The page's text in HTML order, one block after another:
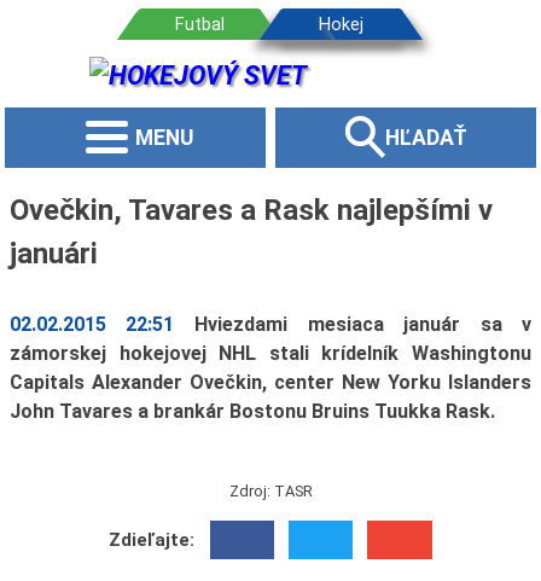
MENU HĽADAŤ
Ovečkin, Tavares a Rask najlepšími v
januári
02.02.2015 22:51
Hviezdami mesiaca január sa v
zámorskej hokejovej NHL stali krídelník Washingtonu
Capitals Alexander Ovečkin, center New Yorku Islanders
John Tavares a brankár Bostonu Bruins Tuukka Rask.
Zdroj: TASR
Zdieľajte: